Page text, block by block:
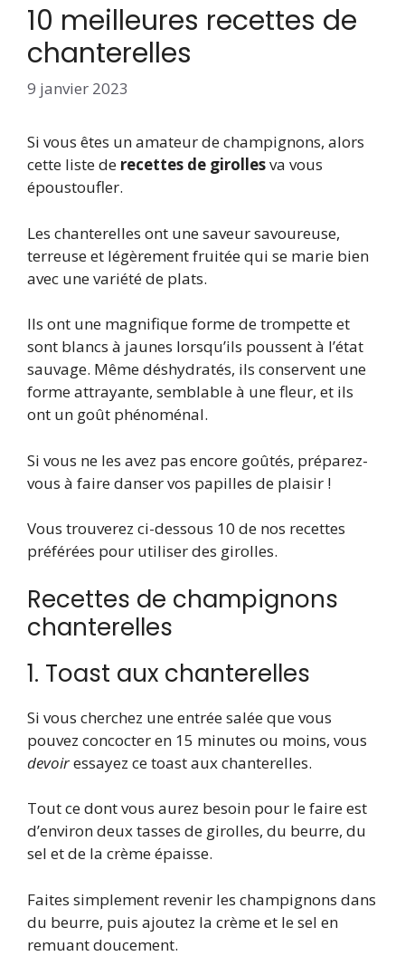
10 meilleures recettes de
chanterelles
9 janvier 2023
Si vous êtes un amateur de champignons, alors
cette liste de recettes de girollesva vous
époustoufler.
Les chanterelles ont une saveur savoureuse,
terreuse et légèrement fruitée qui se marie bien
avec une variété de plats.
Ils ont une magnifique forme de trompette et
sont blancs à jaunes lorsqu’ils poussent à l’état
sauvage. Même déshydratés, ils conservent une
forme attrayante, semblable à une fleur, et ils
ont un goût phénoménal.
Si vous ne les avez pas encore goûtés, préparez-
vous à faire danser vos papilles de plaisir !
Vous trouverez ci-dessous 10 de nos recettes
préférées pour utiliser des girolles.
Recettes de champignons
chanterelles
1. Toast aux chanterelles
Si vous cherchez une entrée salée que vous
pouvez concocter en 15 minutes ou moins, vous
devoiressayez ce toast aux chanterelles.
Tout ce dont vous aurez besoin pour le faire est
d’environ deux tasses de girolles, du beurre, du
sel et de la crème épaisse.
Faites simplement revenir les champignons dans
du beurre, puis ajoutez la crème et le sel en
remuant doucement.